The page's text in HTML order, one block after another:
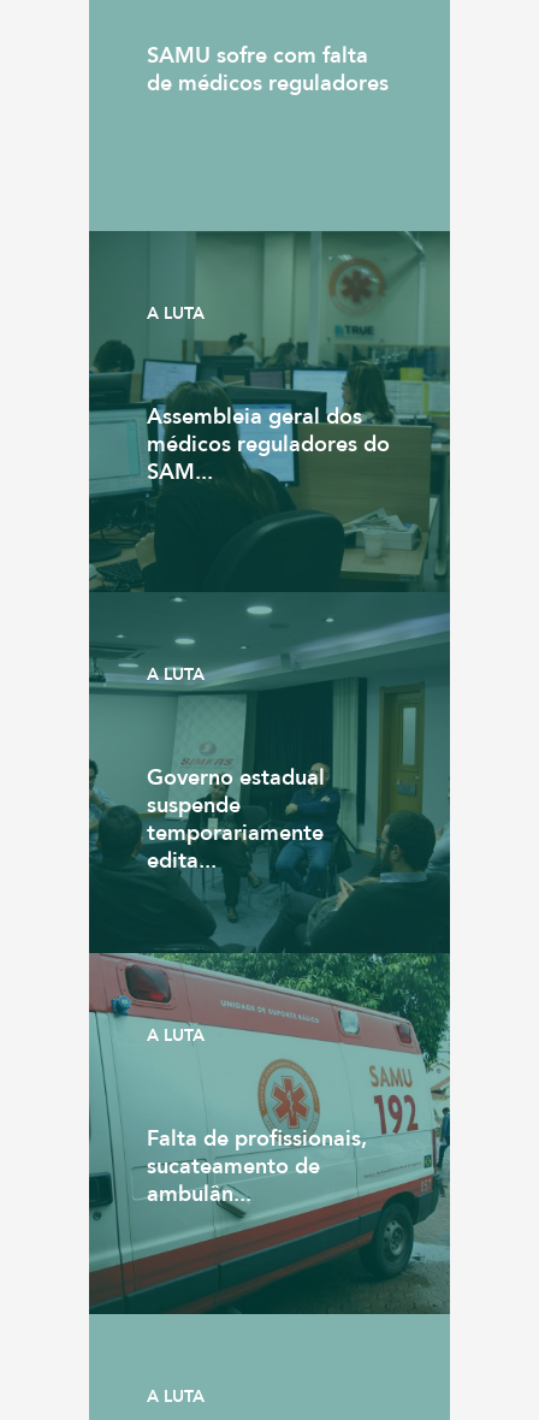
SAMU sofre com falta
de médicos reguladores
A LUTA
Assembleia geral dos
médicos reguladores do
SAM...
A LUTA
Governo estadual
suspende
temporariamente
edita...
A LUTA
Falta de profissionais,
sucateamento de
ambulân...
A LUTA